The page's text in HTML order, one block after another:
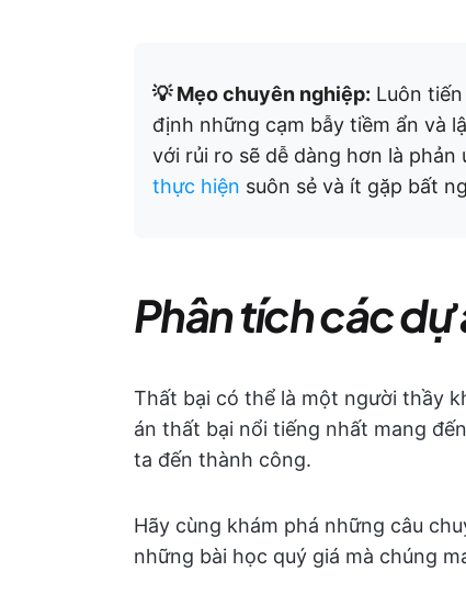
💡 Mẹo chuyên nghiệp: Luôn
định những cạm bẫy tiềm ẩn và
với rủi ro sẽ dễ dàng hơn là phản
thực hiện suôn sẻ và ít gặp bất
Phân tích các
Thất bại có thể là một người thầy
án thất bại nổi tiếng nhất mang
ta đến thành công.
Hãy cùng khám phá những câu
những bài học quý giá mà chúng